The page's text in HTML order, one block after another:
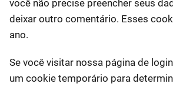
você não precise preencher seus
deixar outro comentário. Esses
ano.
Se você visitar nossa página de
um cookie temporário para